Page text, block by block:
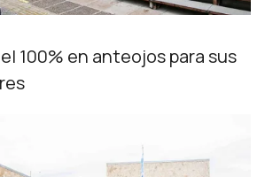
100% en anteojos para sus